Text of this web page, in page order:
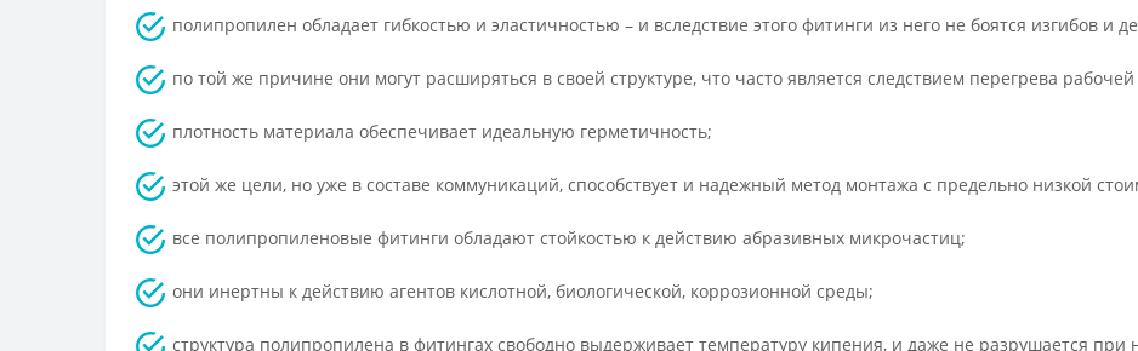
полипропилен обладает гибкостью и эластичностью – и вследствие этого фитинги из него не боятся изгибов и
по той же причине они могут расширяться в своей структуре, что часто является следствием перегрева
плотность материала обеспечивает идеальную герметичность;
этой же цели, но уже в составе коммуникаций, способствует и надежный метод монтажа с предельно низкой
все полипропиленовые фитинги обладают стойкостью к действию абразивных микрочастиц;
они инертны к действию агентов кислотной, биологической, коррозионной среды;
структура полипропилена в фитингах свободно выдерживает температуру кипения, и даже не разрушается при